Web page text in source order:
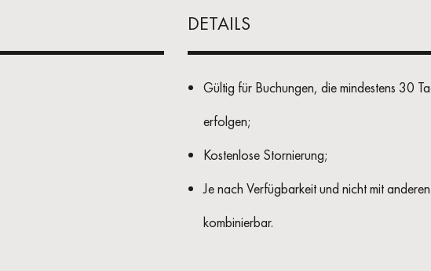
DETAILS
Gültig für Buchungen, die mindestens 30
erfolgen;
Kostenlose Stornierung;
Je nach Verfügbarkeit und nicht mit
kombinierbar.